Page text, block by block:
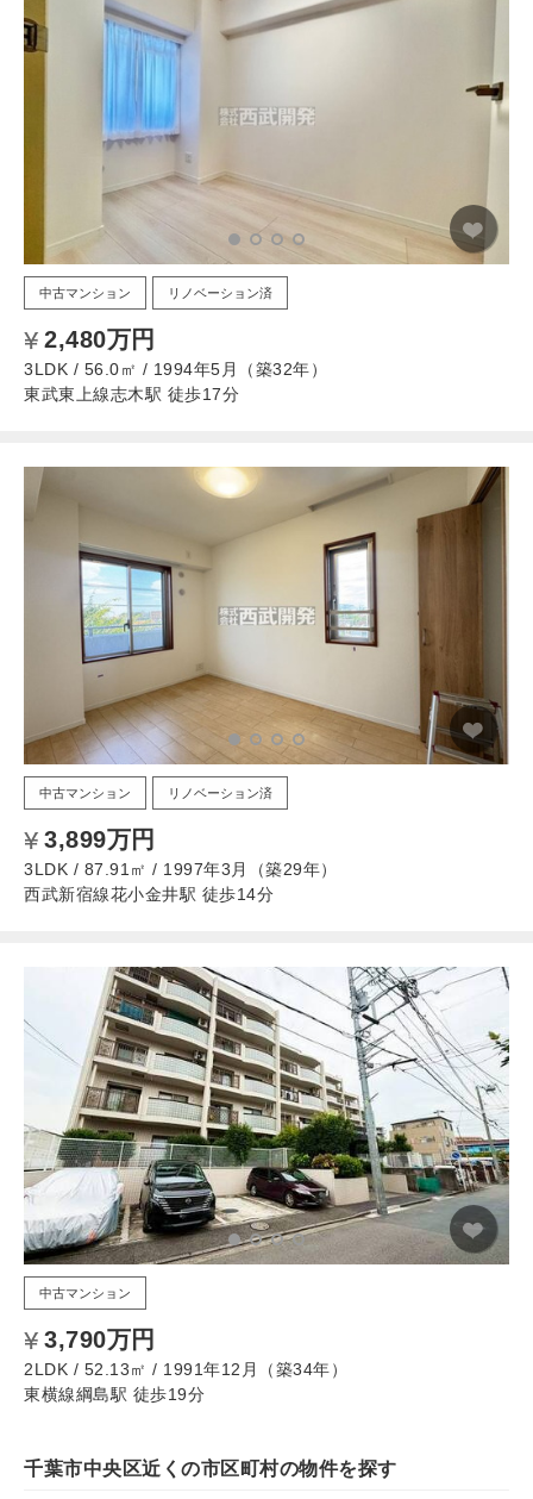
中古マンション リノベーション済
2,480万円
3LDK / 56.0㎡ / 1994年5月（築32年）
東武東上線志木駅 徒歩17分
中古マンション リノベーション済
3,899万円
3LDK / 87.91㎡ / 1997年3月（築29年）
西武新宿線花小金井駅 徒歩14分
中古マンション
3,790万円
2LDK / 52.13㎡ / 1991年12月（築34年）
東横線綱島駅 徒歩19分
千葉市中央区近くの市区町村の物件を探す